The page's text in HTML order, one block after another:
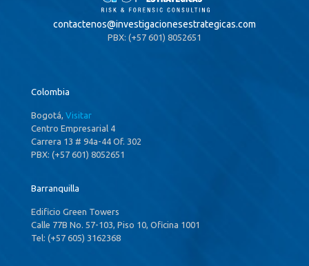
contactenos@investigacionesestrategicas.com
PBX: (+57 601) 8052651
Colombia
Bogotá, Visitar
Centro Empresarial 4
Carrera 13 # 94a-44 Of. 302
PBX: (+57 601) 8052651
Barranquilla
Edificio Green Towers
Calle 77B No. 57-103, Piso 10, Oficina 1001
Tel: (+57 605) 3162368